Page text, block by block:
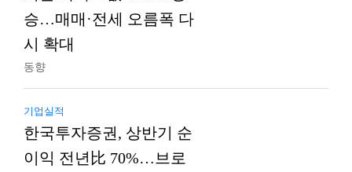
승…매매·전세 오름폭 다
시 확대
동향
기업실적
한국투자증권, 상반기 순
이익 전년比 70%…브로